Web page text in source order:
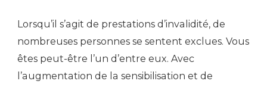
Lorsqu’il s’agit de prestations d’invalidité, de
nombreuses personnes se sentent exclues. Vous
êtes peut-être l’un d’entre eux. Avec
l’augmentation de la sensibilisation et de